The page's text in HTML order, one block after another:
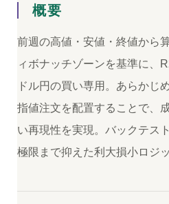
概要
前週の高値・安値・終値から
ィボナッチゾーンを基準に、
ドル円の買い専用。あらかじ
指値注文を配置することで、
い再現性を実現。バックテス
極限まで抑えた利大損小ロジ